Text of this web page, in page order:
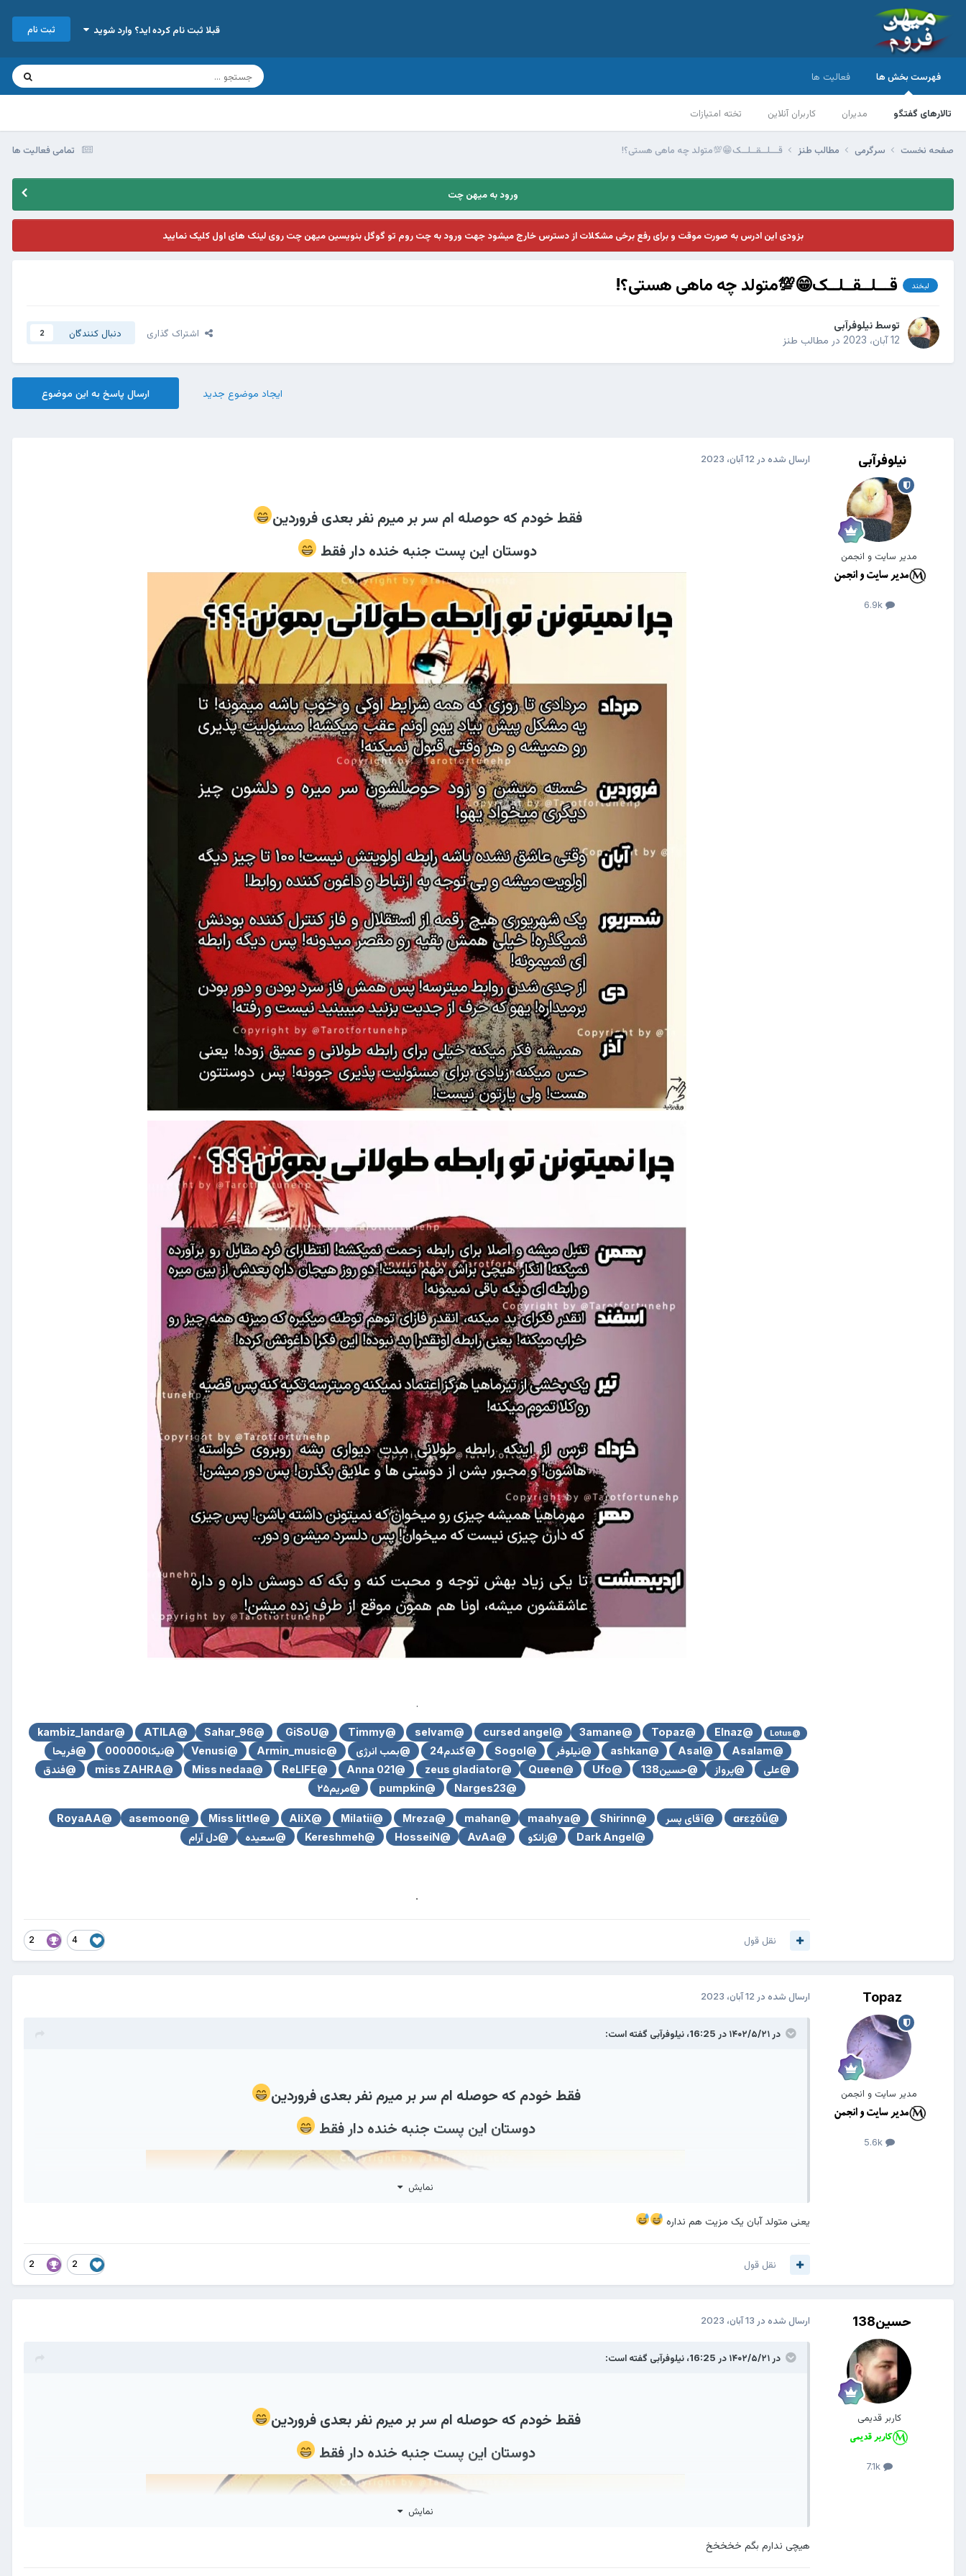
قبلا ثبت نام کرده اید؟ وارد شوید ثبت نام
فهرست بخش ها
تالارهای گفتگو مدیران کاربران آنلاین تخته امتیازات
فعالیت ها
تمامی فعالیت ها صفحه نخست سرگرمی مطالب طنز قـــلــقــلــک😁💯متولد چه ماهی هستی؟!
ورود به میهن چت
بزودی این ادرس به صورت موقت و برای رفع برخی مشکلات از دسترس خارج میشود جهت ورود به چت روم تو گوگل بنویسین میهن چت روی لینک های اول کلیک نمایید
لبخند قـــلــقــلــک😁💯متولد چه ماهی هستی؟!
توسط نیلوفرآبی
12 آبان، 2023
در مطالب طنز
اشتراک گذاری دنبال کنندگان 2
ارسال پاسخ به این موضوع ایجاد موضوع جدید
نیلوفرآبی
مدیر سایت و انجمن
6.9k
ارسال شده در 12 آبان، 2023
فقط خودم که حوصله ام سر بر میرم نفر بعدی فروردین
دوستان این پست جنبه خنده دار فقط
.
@Lotus
@Elnaz
@Topaz
@3amane
@cursed angel
@selvam
@Timmy
@GiSoU
@Sahar_96
@ATILA
@kambiz_landar
@Asalam
@Asal
@ashkan @نیلوفر @Sogol @گندم24 @بمب انرژی @Armin_music
@Venusi @نیکا000000
@فریحا
@علی
@پرواز @حسین138 @Ufo
@Queen
@zeus gladiator
@Anna 021
@ReLIFE
@Miss nedaa
@miss ZAHRA
@فندق
@Narges23
@pumpkin @مریم۲۵
@ɑɍɛẕőǚ @آقای پسر @Shirinn
@maahya
@mahan
@Mreza
@Milatii
@AliX
@Miss little
@asemoon
@RoyaAA
@Dark Angel
@زانکو @AvAa
@HosseiN
@Kereshmeh @سعیده @دل آرام
.
4
2 نقل قول
Topaz
مدیر سایت و انجمن
5.6k
ارسال شده در 12 آبان، 2023
در ۱۴۰۲/۵/۲۱ در 16:25، نیلوفرآبی گفته است:
فقط خودم که حوصله ام سر بر میرم نفر بعدی فروردین
دوستان این پست جنبه خنده دار فقط
نمایش
یعنی متولد آبان یک مزیت هم نداره
2
2 نقل قول
حسین138
کاربر قدیمی
7.1k
ارسال شده در 13 آبان، 2023
در ۱۴۰۲/۵/۲۱ در 16:25، نیلوفرآبی گفته است:
فقط خودم که حوصله ام سر بر میرم نفر بعدی فروردین
دوستان این پست جنبه خنده دار فقط
نمایش
هیچی ندارم بگم خخخخخ